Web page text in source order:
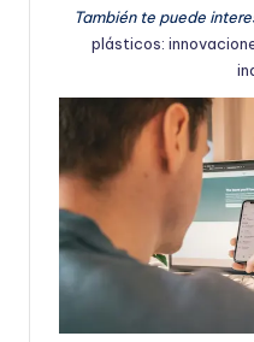
También te puede
plásticos: